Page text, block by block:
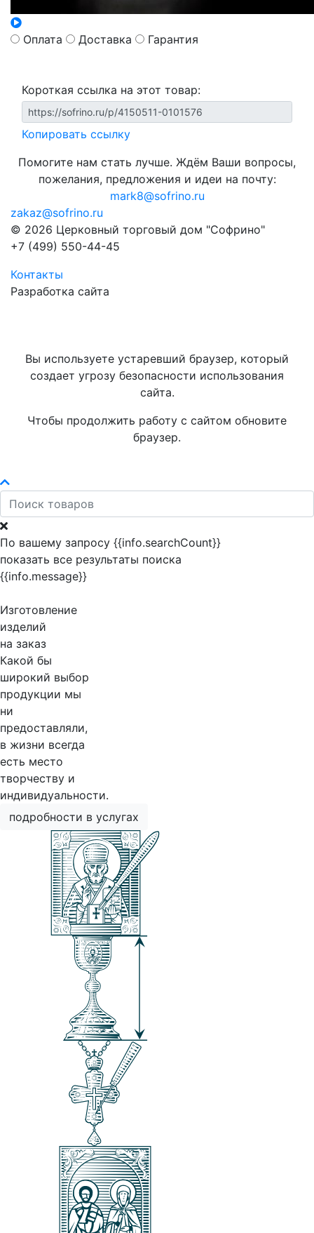
Оплата Доставка Гарантия
Короткая ссылка на этот товар:
Копировать ссылку
Помогите нам стать лучше. Ждём Ваши вопросы,
пожелания, предложения и идеи на почту:
mark8@sofrino.ru
zakaz@sofrino.ru
© 2026 Церковный торговый дом "Софрино"
+7 (499) 550-44-45
Контакты
Разработка сайта
Вы используете устаревший браузер, который
создает угрозу безопасности использования
сайта.
Чтобы продолжить работу с сайтом обновите
браузер.
По вашему запросу {{info.searchCount}}
показать все результаты поиска
{{info.message}}
Изготовление
изделий
на заказ
Какой бы
широкий выбор
продукции мы
ни
предоставляли,
в жизни всегда
есть место
творчеству и
индивидуальности.
подробности в услугах